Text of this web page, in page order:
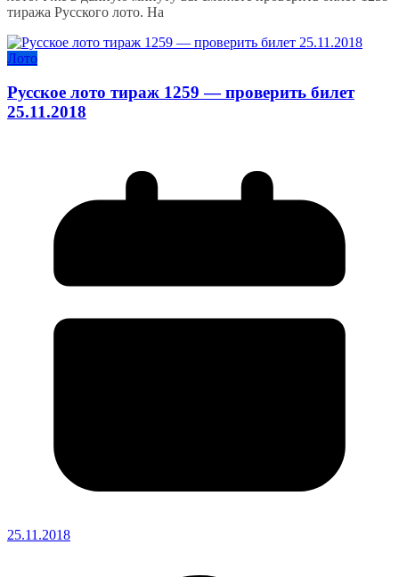
тиража Русского лото. На
Лото
Русское лото тираж 1259 — проверить билет
25.11.2018
25.11.2018